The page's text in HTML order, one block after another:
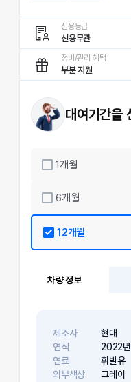
신용등급
신용무관
정비/관리 혜택
부분 지원
대여기간을
1개월
6개월
12개월
차량 정보
제조사
현대
연식
2022년
연료
휘발유
외부색상
그레이